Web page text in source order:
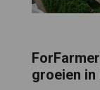
groeien